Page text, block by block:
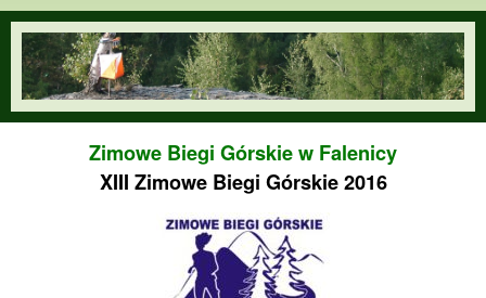
Przejdź do treści
orienteering.waw.pl
Zimowe Biegi Górskie w Falenicy
XIII Zimowe Biegi Górskie 2016